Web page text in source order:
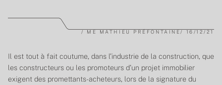
/ ME MATHIEU PRÉFONTAINE/ 16/12/21
Il est tout à fait coutume, dans l’industrie de la construction, que
les constructeurs ou les promoteurs d’un projet immobilier
exigent des promettants-acheteurs, lors de la signature du